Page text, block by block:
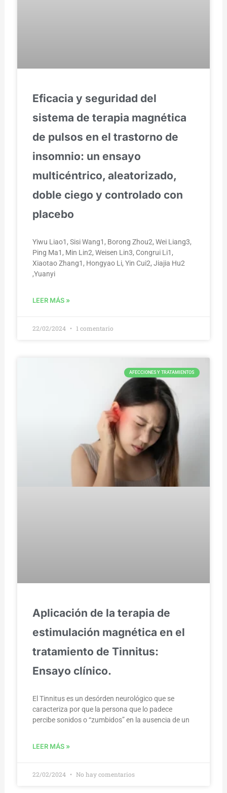
Eficacia y seguridad del
sistema de terapia magnética
de pulsos en el trastorno de
insomnio: un ensayo
multicéntrico, aleatorizado,
doble ciego y controlado con
placebo
Yiwu Liao1, Sisi Wang1, Borong Zhou2, Wei Liang3,
Ping Ma1, Min Lin2, Weisen Lin3, Congrui Li1,
Xiaotao Zhang1, Hongyao Li, Yin Cui2, Jiajia Hu2
,Yuanyi
LEER MÁS »
22/02/2024 1 comentario
AFECCIONES Y TRATAMIENTOS
Aplicación de la terapia de
estimulación magnética en el
tratamiento de Tinnitus:
Ensayo clínico.
El Tinnitus es un desórden neurológico que se
caracteriza por que la persona que lo padece
percibe sonidos o “zumbidos” en la ausencia de un
LEER MÁS »
22/02/2024 No hay comentarios